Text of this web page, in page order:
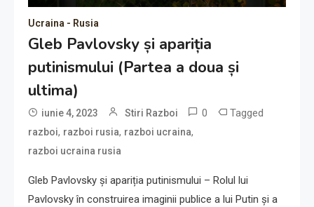
Ucraina - Rusia
Gleb Pavlovsky și apariția
putinismului (Partea a doua și
ultima)
iunie 4, 2023 Stiri Razboi 0 Tagged
razboi, razboi rusia, razboi ucraina,
razboi ucraina rusia
Gleb Pavlovsky și apariția putinismului – Rolul lui
Pavlovsky în construirea imaginii publice a lui Putin și a